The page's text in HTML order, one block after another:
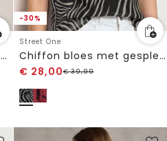
Blousetop met V-hals van mousseline
-30%
Street One
Chiffon bloes met gespleten hals
€ 28,00€39,99